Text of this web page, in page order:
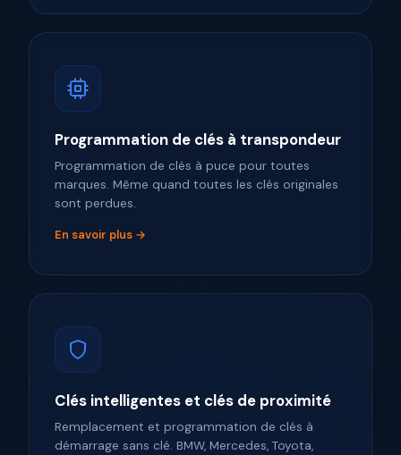
Programmation de clés à transpondeur
Programmation de clés à puce pour toutes
marques. Même quand toutes les clés originales
sont perdues.
En savoir plus →
Clés intelligentes et clés de proximité
Remplacement et programmation de clés à
démarrage sans clé. BMW, Mercedes, Toyota,